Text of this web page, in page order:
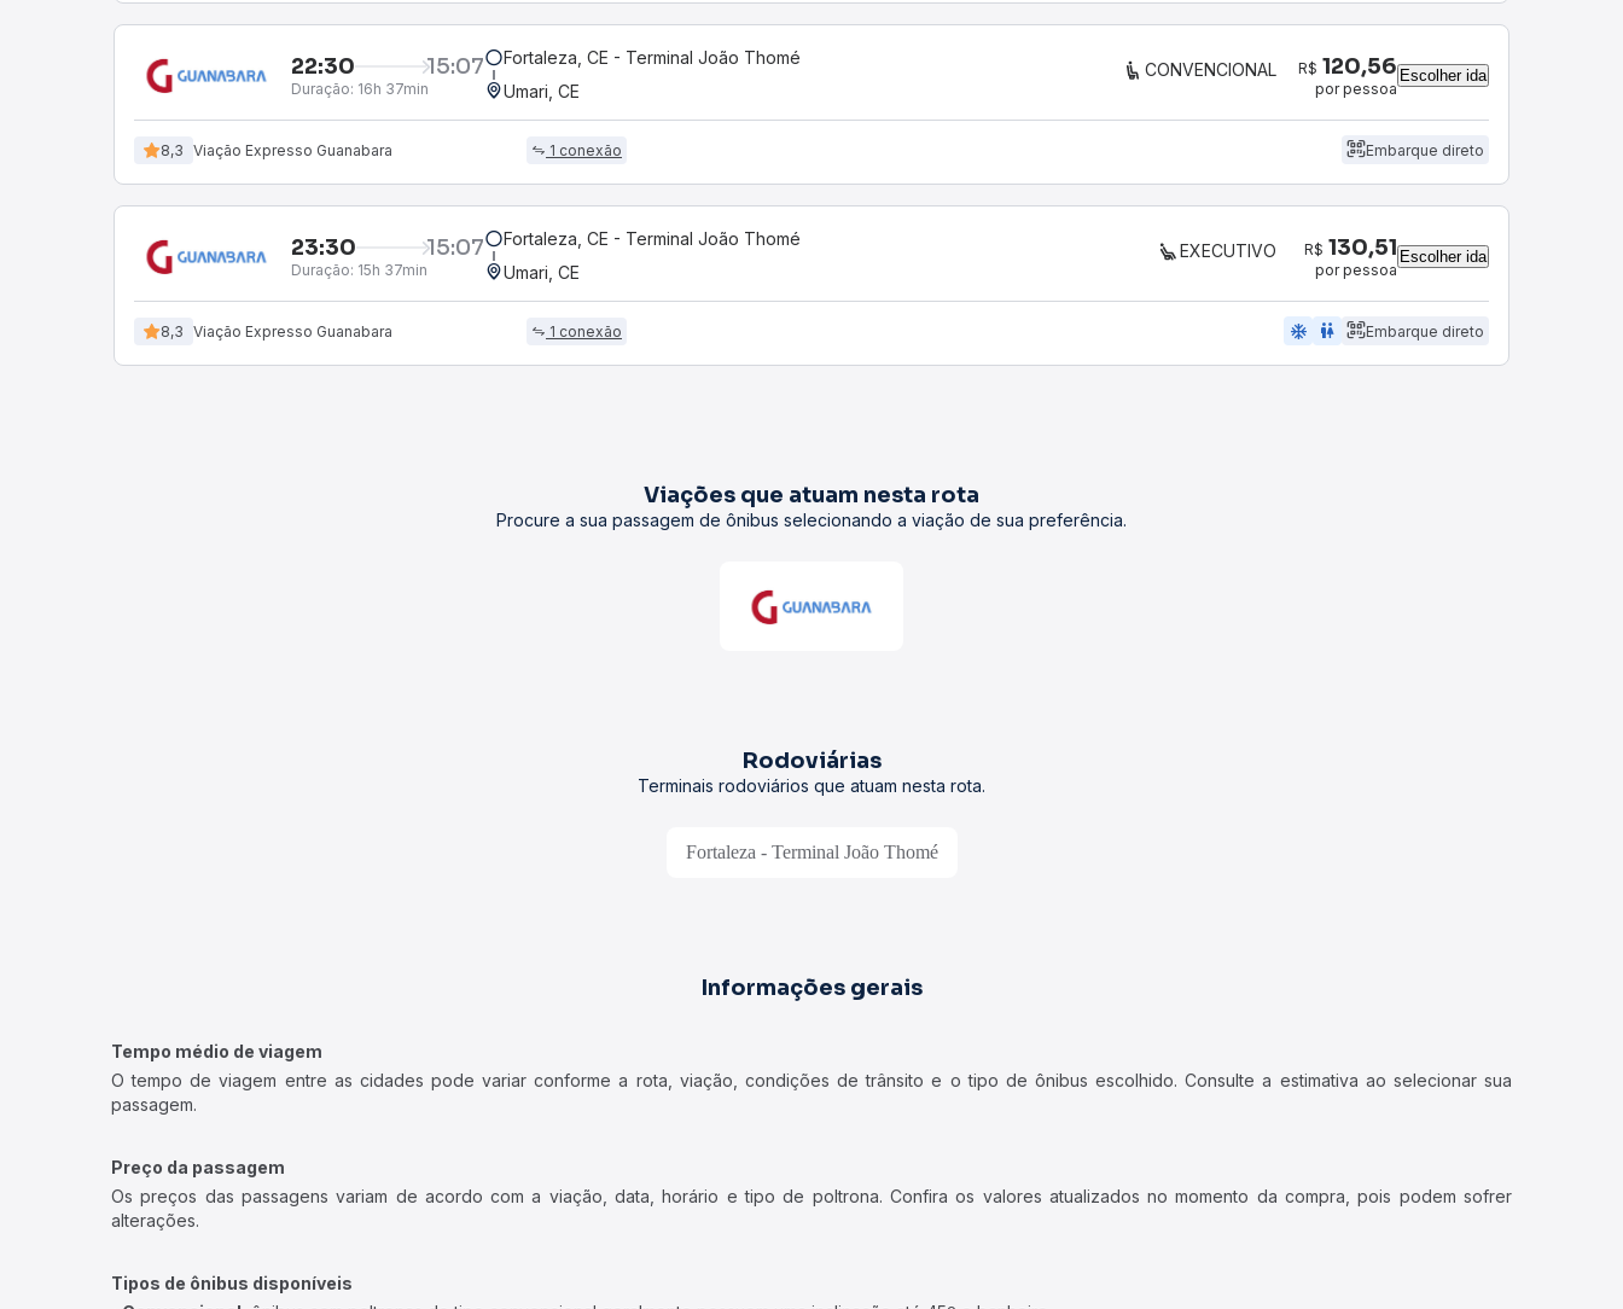
22:30 15:07
Duração: 16h 37min
Fortaleza, CE - Terminal João Thomé
Umari, CE
CONVENCIONAL R$ 120,56
por pessoa
Escolher ida
8,3 Viação Expresso Guanabara 1 conexão Embarque direto
23:30 15:07
Duração: 15h 37min
Fortaleza, CE - Terminal João Thomé
Umari, CE
EXECUTIVO R$ 130,51
por pessoa
Escolher ida
8,3 Viação Expresso Guanabara 1 conexão ac_unit wc Embarque direto
Viações que atuam nesta rota
Procure a sua passagem de ônibus selecionando a viação de sua preferência.
Rodoviárias
Terminais rodoviários que atuam nesta rota.
Fortaleza - Terminal João Thomé
Informações gerais
Tempo médio de viagem
O tempo de viagem entre as cidades pode variar conforme a rota, viação, condições de trânsito e o tipo de ônibus escolhido. Consulte a estimativa ao selecionar sua
passagem.
Preço da passagem
Os preços das passagens variam de acordo com a viação, data, horário e tipo de poltrona. Confira os valores atualizados no momento da compra, pois podem sofrer
alterações.
Tipos de ônibus disponíveis